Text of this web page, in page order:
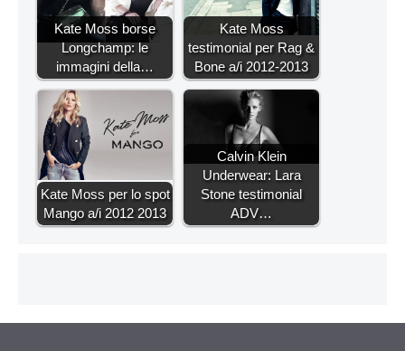
Kate Moss borse
Longchamp: le
immagini della…
Kate Moss
testimonial per Rag &
Bone a/i 2012-2013
Kate Moss per lo spot
Mango a/i 2012 2013
Calvin Klein
Underwear: Lara
Stone testimonial
ADV…